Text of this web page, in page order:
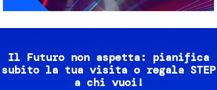
Il Futuro non aspetta: pianifica
subito la tua visita o regala STEP
a chi vuoi!